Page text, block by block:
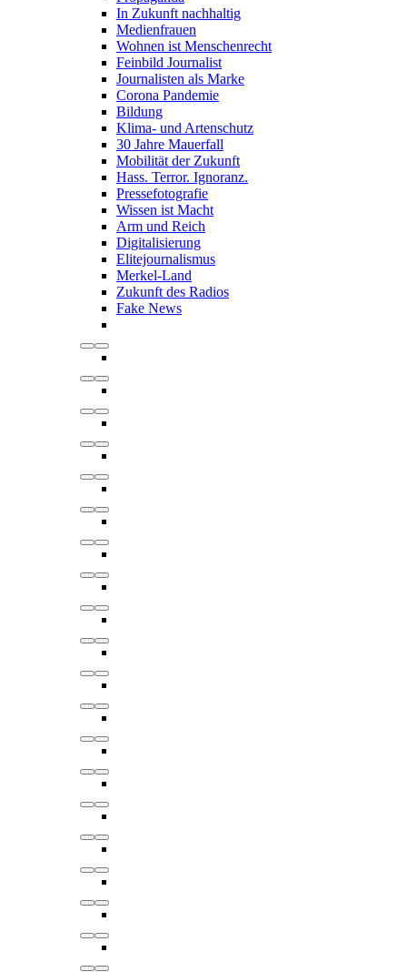
In Zukunft nachhaltig
Medienfrauen
Wohnen ist Menschenrecht
Feinbild Journalist
Journalisten als Marke
Corona Pandemie
Bildung
Klima- und Artenschutz
30 Jahre Mauerfall
Mobilität der Zukunft
Hass. Terror. Ignoranz.
Pressefotografie
Wissen ist Macht
Arm und Reich
Digitalisierung
Elitejournalismus
Merkel-Land
Zukunft des Radios
Fake News